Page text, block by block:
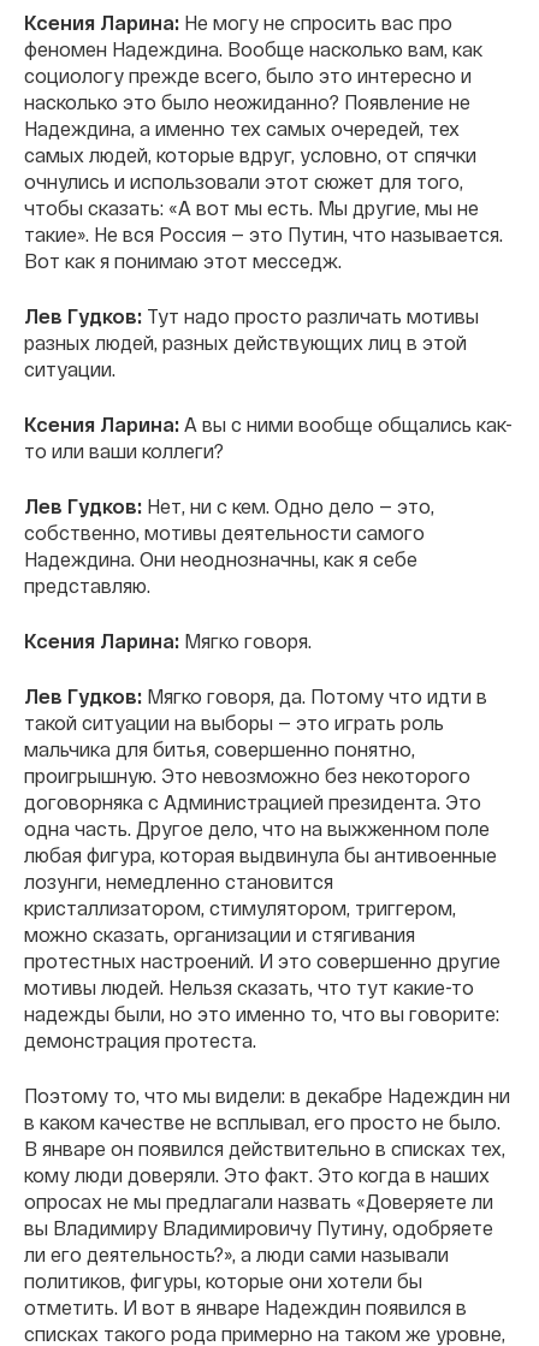
Ксения Ларина: Не могу не спросить вас про
феномен Надеждина. Вообще насколько вам, как
социологу прежде всего, было это интересно и
насколько это было неожиданно? Появление не
Надеждина, а именно тех самых очередей, тех
самых людей, которые вдруг, условно, от спячки
очнулись и использовали этот сюжет для того,
чтобы сказать: «А вот мы есть. Мы другие, мы не
такие». Не вся Россия — это Путин, что называется.
Вот как я понимаю этот месседж.
Лев Гудков: Тут надо просто различать мотивы
разных людей, разных действующих лиц в этой
ситуации.
Ксения Ларина: А вы с ними вообще общались как-
то или ваши коллеги?
Лев Гудков: Нет, ни с кем. Одно дело — это,
собственно, мотивы деятельности самого
Надеждина. Они неоднозначны, как я себе
представляю.
Ксения Ларина: Мягко говоря.
Лев Гудков: Мягко говоря, да. Потому что идти в
такой ситуации на выборы — это играть роль
мальчика для битья, совершенно понятно,
проигрышную. Это невозможно без некоторого
договорняка с Администрацией президента. Это
одна часть. Другое дело, что на выжженном поле
любая фигура, которая выдвинула бы антивоенные
лозунги, немедленно становится
кристаллизатором, стимулятором, триггером,
можно сказать, организации и стягивания
протестных настроений. И это совершенно другие
мотивы людей. Нельзя сказать, что тут какие-то
надежды были, но это именно то, что вы говорите:
демонстрация протеста.
Поэтому то, что мы видели: в декабре Надеждин ни
в каком качестве не всплывал, его просто не было.
В январе он появился действительно в списках тех,
кому люди доверяли. Это факт. Это когда в наших
опросах не мы предлагали назвать «Доверяете ли
вы Владимиру Владимировичу Путину, одобряете
ли его деятельность?», а люди сами называли
политиков, фигуры, которые они хотели бы
отметить. И вот в январе Надеждин появился в
списках такого рода примерно на таком же уровне,